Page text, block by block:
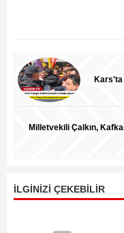
Kars'ta
Milletvekili Çalkın,
İLGİNİZİ ÇEKEBİLİR